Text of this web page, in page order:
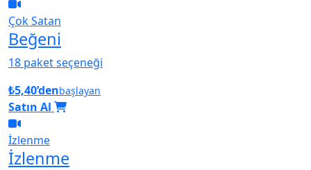
Çok Satan
Beğeni
18 paket seçeneği
₺5,40’denbaşlayan
Satın Al
İzlenme
İzlenme